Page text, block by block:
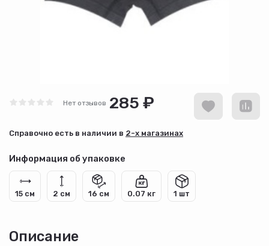
Нет отзывов 285 ₽
Cправочно есть в наличии в 2-х магазинах
Информация об упаковке
15 см 2 см 16 см 0.07 кг 1 шт
Описание